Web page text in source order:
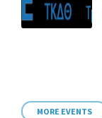
MORE EVENTS